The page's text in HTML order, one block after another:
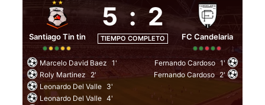
Santiago Tin tin
5 : 2
TIEMPO COMPLETO FC Candelaria
Marcelo David Baez 1'
Roly Martinez 2'
Leonardo Del Valle 3'
Leonardo Del Valle 4'
Fernando Cardoso 1'
Fernando Cardoso 2'